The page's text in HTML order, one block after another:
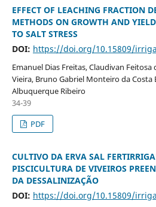
EFFECT OF LEACHING FRACTION
METHODS ON GROWTH AND
TO SALT STRESS
DOI: https://doi.org/10.15809/
Emanuel Dias Freitas, Claudivan Feitosa
Vieira, Bruno Gabriel Monteiro da Costa
Albuquerque Ribeiro
34-39
PDF
CULTIVO DA ERVA SAL
PISCICULTURA DE VIVEIROS
DA DESSALINIZAÇÃO
DOI: https://doi.org/10.15809/